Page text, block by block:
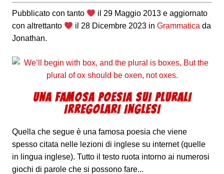
Pubblicato con tanto il 29 Maggio 2013 e aggiornato
con altrettanto
il 28 Dicembre 2023 inGrammatica da
Jonathan.
UNA FAMOSA POESIA SUI PLURALI
IRREGOLARI INGLESI
Quella che segue è una famosa poesia che viene
spesso citata nelle lezioni di inglese su internet (quelle
in lingua inglese). Tutto il testo ruota intorno ai numerosi
giochi di parole che si possono fare...